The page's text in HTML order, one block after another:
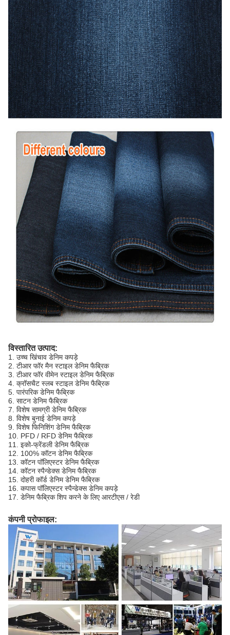
विस्तारित उत्पाद:
1. उच्च खिंचाव डेनिम कपड़े
2. टीआर फॉर मैन स्टाइल डेनिम फैब्रिक
3. टीआर फॉर वीमेन स्टाइल डेनिम फैब्रिक
4. क्रॉसचैट स्लब स्टाइल डेनिम फैब्रिक
5. पारंपरिक डेनिम फैब्रिक
6. साटन डेनिम फैब्रिक
7. विशेष सामग्री डेनिम फैब्रिक
8. विशेष बुनाई डेनिम कपड़े
9. विशेष फिनिशिंग डेनिम फैब्रिक
10. PFD / RFD डेनिम फैब्रिक
11. इको-फ्रेंडली डेनिम फैब्रिक
12. 100% कॉटन डेनिम फैब्रिक
13. कॉटन पॉलिएस्टर डेनिम फैब्रिक
14. कॉटन स्पैन्डेक्स डेनिम फैब्रिक
15. दोहरी कॉर्ड डेनिम डेनिम फैब्रिक
16. कपास पॉलिएस्टर स्पैन्डेक्स डेनिम कपड़े
17. डेनिम फैब्रिक शिप करने के लिए आरटीएस / रेडी
कंपनी प्रोफाइल: